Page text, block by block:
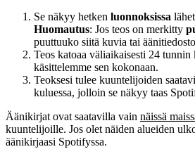
Se näkyy hetken luonnoksissa
Huomautus: Jos teos on merkitty
puuttuuko siitä kuvia tai
Teos katoaa väliaikaisesti 24 tunnin
käsittelemme sen kokonaan.
Teoksesi tulee kuuntelijoiden
kuluessa, jolloin se näkyy taas
Äänikirjat ovat saatavilla vain näissä
kuuntelijoille. Jos olet näiden alueiden
äänikirjaasi Spotifyssa.